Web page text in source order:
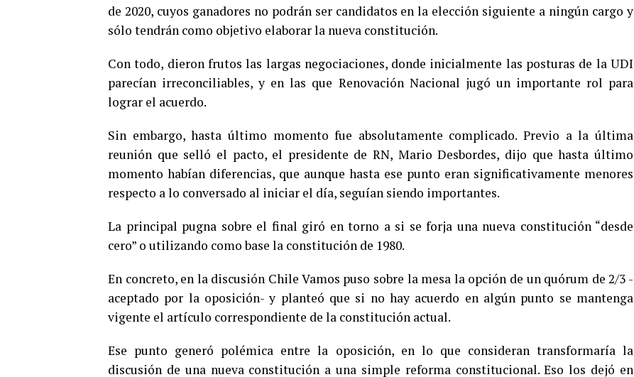
de 2020, cuyos ganadores no podrán ser candidatos en la elección siguiente a ningún cargo y
sólo tendrán como objetivo elaborar la nueva constitución.
Con todo, dieron frutos las largas negociaciones, donde inicialmente las posturas de la UDI
parecían irreconciliables, y en las que Renovación Nacional jugó un importante rol para
lograr el acuerdo.
Sin embargo, hasta último momento fue absolutamente complicado. Previo a la última
reunión que selló el pacto, el presidente de RN, Mario Desbordes, dijo que hasta último
momento habían diferencias, que aunque hasta ese punto eran significativamente menores
respecto a lo conversado al iniciar el día, seguían siendo importantes.
La principal pugna sobre el final giró en torno a si se forja una nueva constitución “desde
cero” o utilizando como base la constitución de 1980.
En concreto, en la discusión Chile Vamos puso sobre la mesa la opción de un quórum de 2/3 -
aceptado por la oposición- y planteó que si no hay acuerdo en algún punto se mantenga
vigente el artículo correspondiente de la constitución actual.
Ese punto generó polémica entre la oposición, en lo que consideran transformaría la
discusión de una nueva constitución a una simple reforma constitucional. Eso los dejó en